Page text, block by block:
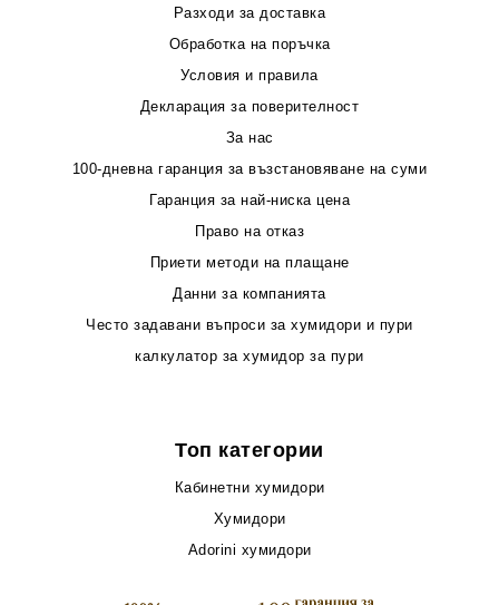
Разходи за доставка
Обработка на поръчка
Условия и правила
Декларация за поверителност
За нас
100-дневна гаранция за възстановяване на суми
Гаранция за най-ниска цена
Право на отказ
Приети методи на плащане
Данни за компанията
Често задавани въпроси за хумидори и пури
калкулатор за хумидор за пури
Топ категории
Кабинетни хумидори
Хумидори
Adorini хумидори